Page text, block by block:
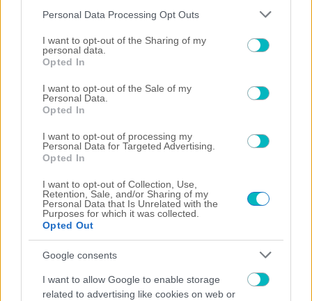
Please note that this website/app uses one or more Google
not limited to your visit or usage behaviour. You may click to
grant or deny consent to Google and its third-party tags to
use your data for below specified purposes in below Google
consent section.
Personal Data Processing Opt Outs
I want to opt-out of the Sharing of my
personal data.
Opted In
I want to opt-out of the Sale of my
Personal Data.
Opted In
I want to opt-out of processing my
Personal Data for Targeted Advertising.
Opted In
I want to opt-out of Collection, Use,
Retention, Sale, and/or Sharing of my
Personal Data that Is Unrelated with the
Purposes for which it was collected.
Opted Out
Google consents
I want to allow Google to enable storage
related to advertising like cookies on web or
Η Λουγκάνο ενεργοποίησε την οψιόν και κράτησε τον
Κούτσια!